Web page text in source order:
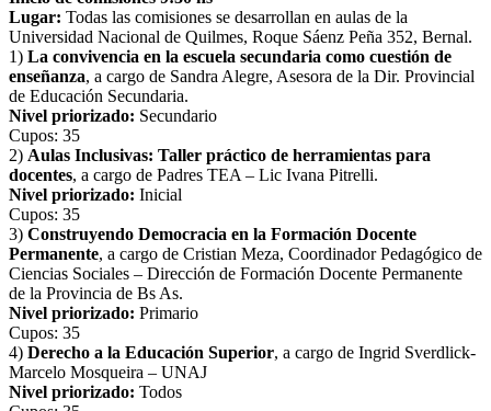
Lugar: Todas las comisiones se desarrollan en aulas de la
Universidad Nacional de Quilmes, Roque Sáenz Peña 352, Bernal.
1) La convivencia en la escuela secundaria como cuestión de
enseñanza, a cargo de Sandra Alegre, Asesora de la Dir. Provincial
de Educación Secundaria.
Nivel priorizado: Secundario
Cupos: 35
2) Aulas Inclusivas: Taller práctico de herramientas para
docentes, a cargo de Padres TEA – Lic Ivana Pitrelli.
Nivel priorizado: Inicial
Cupos: 35
3) Construyendo Democracia en la Formación Docente
Permanente, a cargo de Cristian Meza, Coordinador Pedagógico de
Ciencias Sociales – Dirección de Formación Docente Permanente
de la Provincia de Bs As.
Nivel priorizado: Primario
Cupos: 35
4) Derecho a la Educación Superior, a cargo de Ingrid Sverdlick-
Marcelo Mosqueira – UNAJ
Nivel priorizado: Todos